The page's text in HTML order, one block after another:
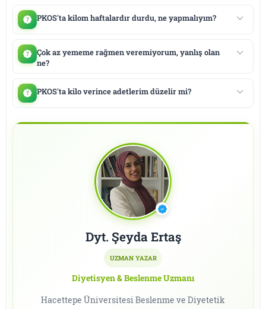
PKOS'ta kilom haftalardır durdu, ne yapmalıyım?
Çok az yememe rağmen veremiyorum, yanlış olan
ne?
PKOS'ta kilo verince adetlerim düzelir mi?
Dyt. Şeyda Ertaş
UZMAN YAZAR
Diyetisyen & Beslenme Uzmanı
Hacettepe Üniversitesi Beslenme ve Diyetetik